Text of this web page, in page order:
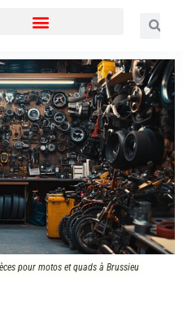
pour motos et quads à Brussieu